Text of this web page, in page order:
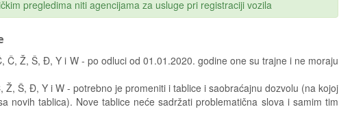
pregledima niti agencijama za usluge pri registraciji vozila
Č, Ž, Š, Đ, Y i W - po odluci od 01.01.2020. godine one su trajne i ne moraju
Ž, Š, Đ, Y i W - potrebno je promeniti i tablice i saobraćajnu dozvolu (na kojoj
novih tablica). Nove tablice neće sadržati problematična slova i samim tim